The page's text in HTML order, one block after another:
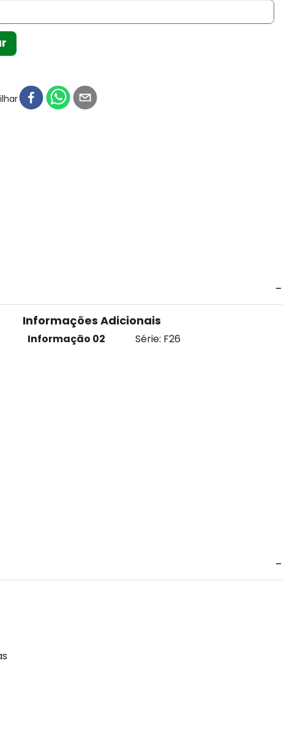
Informações Adicionais
Informação 02 Série: F26